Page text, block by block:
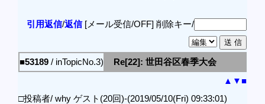
引用返信/返信[メール受信/OFF] 削除キー/
■53189 / inTopicNo.3)
Re[22]: 世田谷区春季大会
▲ ▼■
□投稿者/ why ゲスト(20回)-(2019/05/10(Fri) 09:33:01)